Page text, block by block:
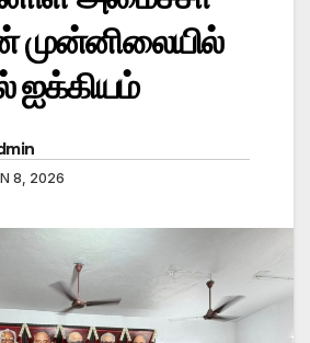
முன்னிலையில்
ஐக்கியம்
8, 2026